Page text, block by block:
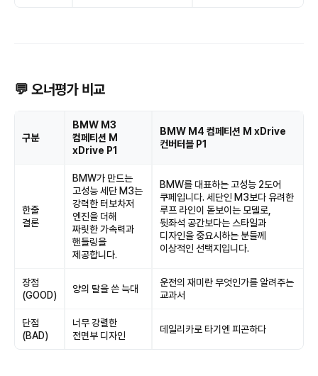
💬 오너평가 비교
구분
BMW M3
컴페티션 M
xDrive P1
BMW M4 컴페티션 M xDrive
컨버터블 P1
한줄
결론
BMW가 만드는
고성능 세단 M3는
강력한 터보차저
엔진을 더해
짜릿한 가속력과
핸들링을
제공합니다.
BMW를 대표하는 고성능 2도어
쿠페입니다. 세단인 M3보다 유려한
루프 라인이 돋보이는 모델로,
뒷좌석 공간보다는 스타일과
디자인을 중요시하는 분들께
이상적인 선택지입니다.
장점
(GOOD)
양의 탈을 쓴 늑대
운전의 재미란 무엇인가를 알려주는
교과서
단점
(BAD)
너무 강렬한
전면부 디자인
데일리카로 타기엔 피곤하다